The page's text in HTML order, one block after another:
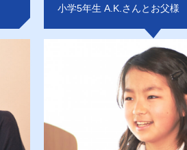
小学5年生 A.K.さんとお父様